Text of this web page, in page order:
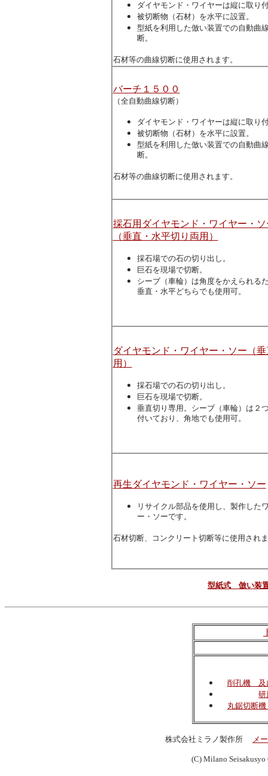
ダイヤモンド・ワイヤーは縦に取り
被切断物（石材）を水平に設置。
型紙を利用した倣い装置での自動曲
断。
石材等の曲線切断に使用されます。
バーチ１５００
（全自動曲線切断）
ダイヤモンド・ワイヤーは縦に取り
被切断物（石材）を水平に設置。
型紙を利用した倣い装置での自動曲
断。
石材等の曲線切断に使用されます。
採石用ダイヤモンド・ワイヤー・ソ
（垂直・水平切り両用）
採石場での石の切り出し。
巨石を現場で切断。
シーブ（車輪）は角度をかえられる
垂直・水平どちらでも使用可。
ダイヤモンド・ワイヤー・ソー（垂
用）
採石場での石の切り出し。
巨石を現場で切断。
垂直切り専用。シーブ（車輪）は２
付いており、角地でも使用可。
再生ダイヤモンド・ワイヤー・ソー
リサイクル部品を使用し、製作した
ー・ソーです。
石材切断、コンクリート切断等に使用され
型紙式 倣い装
削孔機 及
丸鋸切断
株式会社ミラノ製作所 メ
(C) Milano